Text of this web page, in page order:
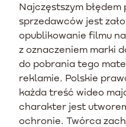
Najczęstszym błędem
sprzedawców jest
opublikowanie filmu
z oznaczeniem marki
do pobrania tego
reklamie. Polskie
każda treść wideo
charakter jest
ochronie. Twórca